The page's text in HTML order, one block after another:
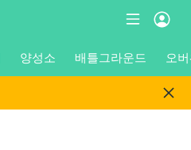
양성소 배틀그라운드 오